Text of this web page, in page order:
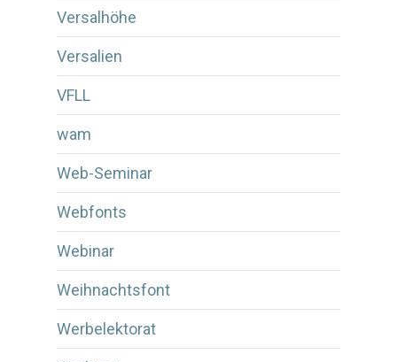
Versalhöhe
Versalien
VFLL
wam
Web-Seminar
Webfonts
Webinar
Weihnachtsfont
Werbelektorat